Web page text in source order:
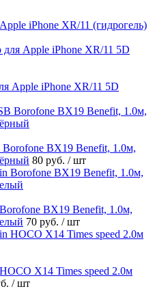
iPhone XR/11 (гидрогель)
Apple iPhone XR/11 5D
BX19 Benefit, 1.0м,
80 руб. / шт
BX19 Benefit, 1.0м,
70 руб. / шт
X14 Times speed 2.0м
/ шт